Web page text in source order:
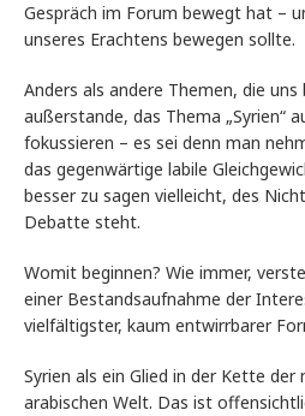
Gespräch im Forum bewegt hat –
unseres Erachtens bewegen sollte.
Anders als andere Themen, die
außerstande, das Thema „Syrien“
fokussieren – es sei denn man
das gegenwärtige labile
besser zu sagen vielleicht, des
Debatte steht.
Womit beginnen? Wie immer,
einer Bestandsaufnahme der
vielfältigster, kaum entwirrbarer
Syrien als ein Glied in der Kette der
arabischen Welt. Das ist